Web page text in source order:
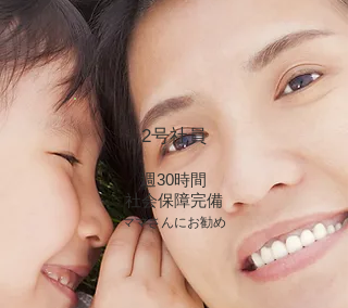
2号社員
​週30時間
​社会保障完備
ママさんにお勧め